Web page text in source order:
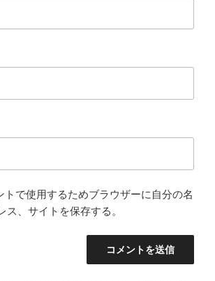
トで使用するためブラウザーに自分の名
ス、サイトを保存する。